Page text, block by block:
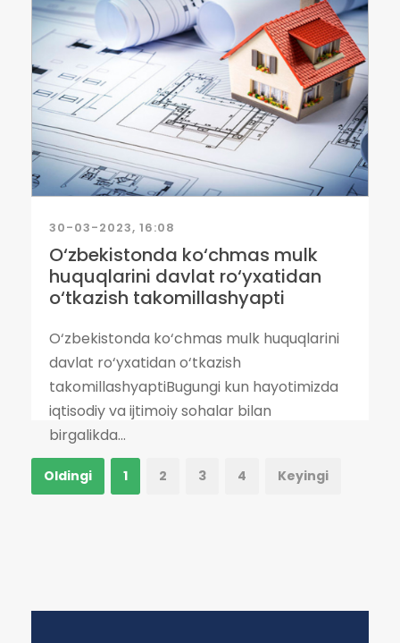
30-03-2023, 16:08
O‘zbekistonda ko‘chmas mulk
huquqlarini davlat ro‘yxatidan
o‘tkazish takomillashyapti
O‘zbekistonda ko‘chmas mulk huquqlarini
davlat ro‘yxatidan o‘tkazish
takomillashyaptiBugungi kun hayotimizda
iqtisodiy va ijtimoiy sohalar bilan
birgalikda...
Oldingi 1 2 3 4 Keyingi